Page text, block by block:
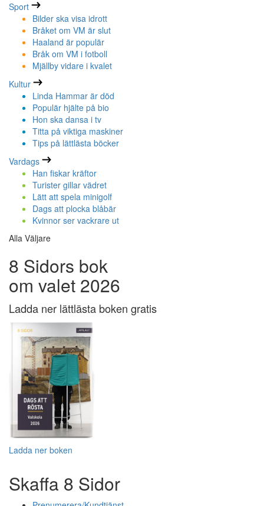
Sport
Bilder ska visa idrott
Bråket om VM är slut
Haaland är populär
Bråk om VM i fotboll
Mjällby vidare i kvalet
Kultur
Linda Hammar är död
Populär hjälte på bio
Hon ska dansa i tv
Titta på viktiga maskiner
Tips på lättlästa böcker
Vardags
Han fiskar kräftor
Turister gillar vädret
Lätt att spela minigolf
Dags att plocka blåbär
Kvinnor ser vackrare ut
Alla Väljare
8 Sidors bok
om valet 2026
Ladda ner lättlästa boken gratis
Ladda ner boken
Skaffa 8 Sidor